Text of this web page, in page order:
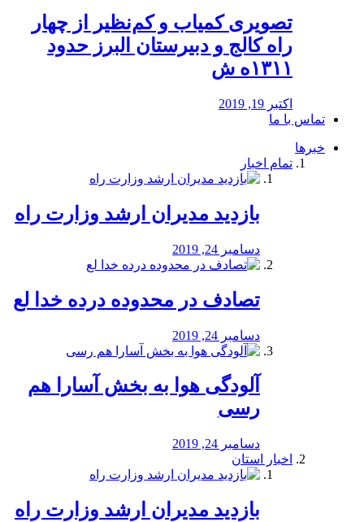
️تصویری کمیاب و کم‌نظیر از چهار
راه كالج و دبيرستان البرز حدود
۱۳۱۱ه ش
اکتبر 19, 2019
تماس با ما
خبرها
تمام اخبار
بازدید مدیران ارشد وزارت راه
دسامبر 24, 2019
تصادف در محدوده درده خدا لع
دسامبر 24, 2019
آلودگی هوا به بخش آسارا هم
رسی
دسامبر 24, 2019
اخبار استان
بازدید مدیران ارشد وزارت راه